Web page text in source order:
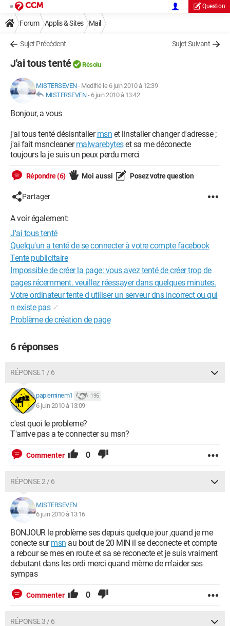
Question
Forum Applis & Sites Mail
Sujet Précédent Sujet Suivant
J'ai tous tenté Résolu
MISTERSEVEN- Modifié le 6 juin 2010 à 12:39
MISTERSEVEN- 6 juin 2010 à 13:42
Bonjour, a vous
j'ai tous tenté désisntallermsn et linstaller changer d'adresse ;
j'ai fait msncleanermalwarebyteset sa me déconecte
toujours la je suis un peux perdu merci
Répondre (6) Moi aussi Posez votre question
Partager
A voir également:
J'ai tous tenté
Quelqu'un a tenté de se connecter à votre compte facebook
Tente publicitaire
Impossible de créer la page: vous avez tenté de créer trop de
pages récemment. veuillez réessayer dans quelques minutes.
Votre ordinateur tente d utiliser un serveur dns incorrect ou qui
n existe pas ✓
Problème de création de page
6 réponses
RÉPONSE 1 / 6
papieminem1 195
6 juin 2010 à 13:09
c'est quoi le probleme?
T'arrive pas a te connecter su msn?
Commenter 0
RÉPONSE 2 / 6
MISTERSEVEN
6 juin 2010 à 13:16
BONJOUR le problème ses depuis quelque jour ,quand je me
conecte surmsn au bout de 20 MIN il se deconecte et compte
a rebour se mes en route et sa se reconecte et je suis vraiment
debutant dans les ordi merci quand mème de m'aider ses
sympas
Commenter 0
RÉPONSE 3 / 6